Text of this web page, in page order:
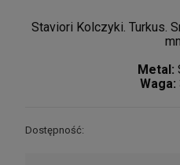
Staviori Kolczyki. Turkus.
Metal:
Waga:
Dostępność: